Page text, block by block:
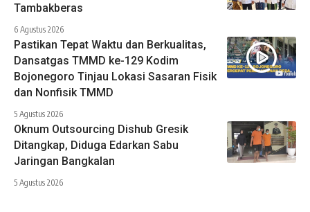
Tambakberas
6 Agustus 2026
Pastikan Tepat Waktu dan Berkualitas,
Dansatgas TMMD ke-129 Kodim
Bojonegoro Tinjau Lokasi Sasaran Fisik
dan Nonfisik TMMD
5 Agustus 2026
Oknum Outsourcing Dishub Gresik
Ditangkap, Diduga Edarkan Sabu
Jaringan Bangkalan
5 Agustus 2026